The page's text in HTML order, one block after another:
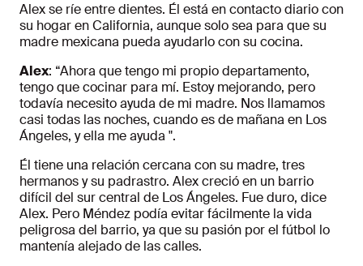
Alex se ríe entre dientes. Él está en contacto diario con
su hogar en California, aunque solo sea para que su
madre mexicana pueda ayudarlo con su cocina.
Alex: “Ahora que tengo mi propio departamento,
tengo que cocinar para mí. Estoy mejorando, pero
todavía necesito ayuda de mi madre. Nos llamamos
casi todas las noches, cuando es de mañana en Los
Ángeles, y ella me ayuda ".
Él tiene una relación cercana con su madre, tres
hermanos y su padrastro. Alex creció en un barrio
difícil del sur central de Los Ángeles. Fue duro, dice
Alex. Pero Méndez podía evitar fácilmente la vida
peligrosa del barrio, ya que su pasión por el fútbol lo
mantenía alejado de las calles.